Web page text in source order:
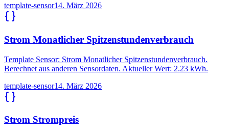
template-sensor14. März 2026
Strom Monatlicher Spitzenstundenverbrauch
Template Sensor: Strom Monatlicher Spitzenstundenverbrauch.
Berechnet aus anderen Sensordaten. Aktueller Wert: 2.23 kWh.
template-sensor14. März 2026
Strom Strompreis